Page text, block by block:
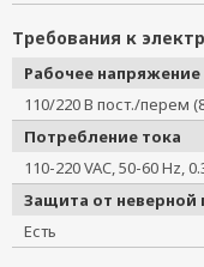
Требования к
Рабочее напряжение
110/220 В пост./перем
Потребление тока
110-220 VAC, 50-60 Hz,
Защита от неверной
Есть